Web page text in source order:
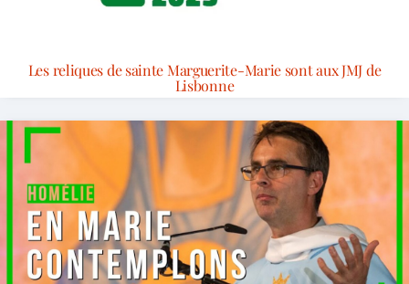
Les reliques de sainte Marguerite-Marie sont aux JMJ de
Lisbonne